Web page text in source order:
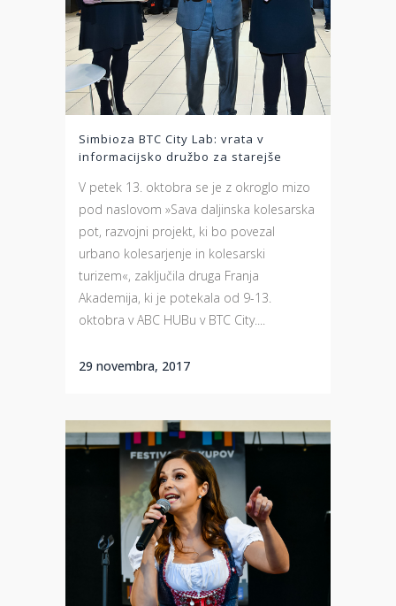
Simbioza BTC City Lab: vrata v
informacijsko družbo za starejše
V petek 13. oktobra se je z okroglo mizo
pod naslovom »Sava daljinska kolesarska
pot, razvojni projekt, ki bo povezal
urbano kolesarjenje in kolesarski
turizem«, zaključila druga Franja
Akademija, ki je potekala od 9-13.
oktobra v ABC HUBu v BTC City....
29 novembra, 2017